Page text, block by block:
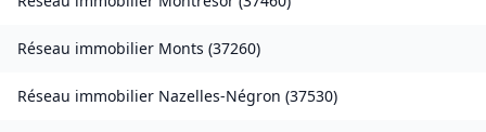
Réseau immobilier Monts (37260)
Réseau immobilier Nazelles-Négron (37530)